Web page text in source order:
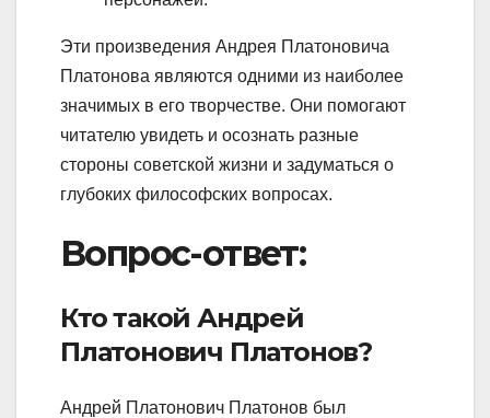
Эти произведения Андрея Платоновича
Платонова являются одними из наиболее
значимых в его творчестве. Они помогают
читателю увидеть и осознать разные
стороны советской жизни и задуматься о
глубоких философских вопросах.
Вопрос-ответ:
Кто такой Андрей
Платонович Платонов?
Андрей Платонович Платонов был